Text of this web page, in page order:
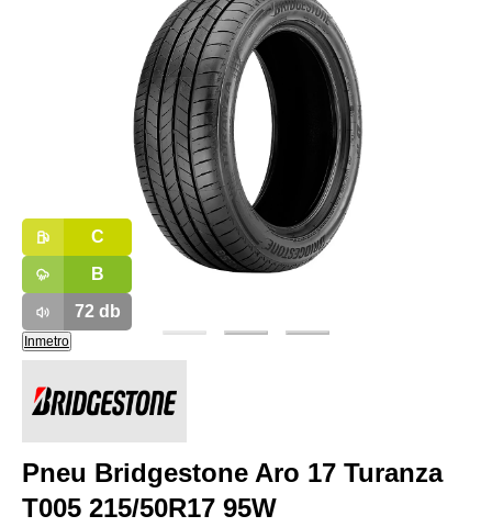
C
B
72db
Inmetro
Pneu Bridgestone Aro 17 Turanza
T005 215/50R17 95W